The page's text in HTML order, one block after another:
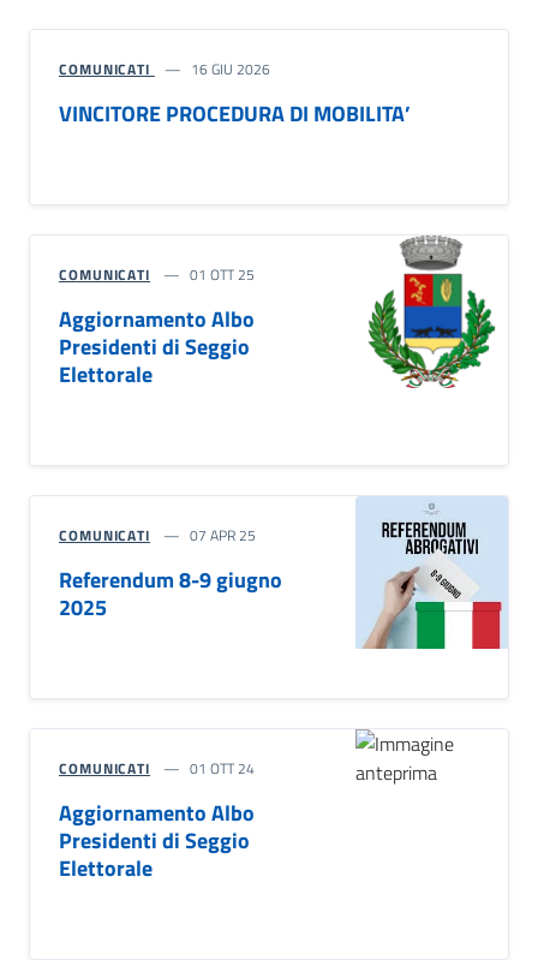
COMUNICATI 16 GIU 2026
VINCITORE PROCEDURA DI MOBILITA’
COMUNICATI 01 OTT 25
Aggiornamento Albo
Presidenti di Seggio
Elettorale
COMUNICATI 07 APR 25
Referendum 8-9 giugno
2025
COMUNICATI 01 OTT 24
Aggiornamento Albo
Presidenti di Seggio
Elettorale